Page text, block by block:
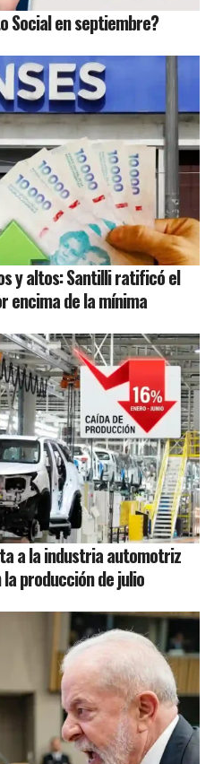
Social en septiembre?
y altos: Santilli ratificó el
encima de la mínima
a la industria automotriz
producción de julio